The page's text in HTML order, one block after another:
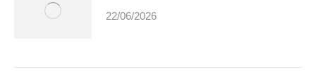
22/06/2026